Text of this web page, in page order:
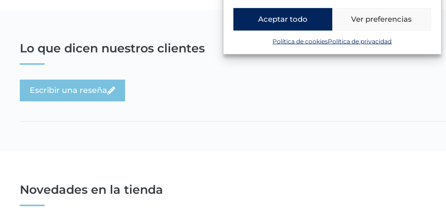
Aceptar todo Ver preferencias
Política de cookiesPolítica de privacidad
Lo que dicen nuestros clientes
Escribir una reseña
Novedades en la tienda